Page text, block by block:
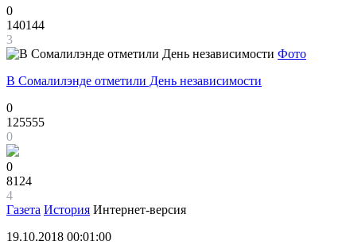
0
140144
3
Фото
В Сомалилэнде отметили День независимости
0
125555
0
0
8124
4
Газета История Интернет-версия
19.10.2018 00:01:00